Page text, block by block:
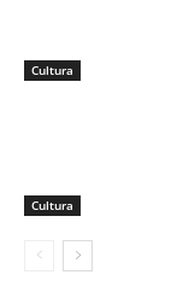
Cultura
Cultura